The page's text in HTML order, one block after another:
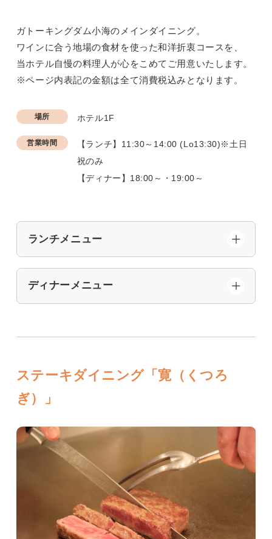
ガトーキングダム小海のメインダイニング。
ワインに合う地場の食材を使った和洋折衷コースを、
当ホテル自慢の料理人が心をこめてご用意いたします。
※ページ内表記の金額は全て消費税込みとなります。
場所 ホテル1F
営業時間
【ランチ】11:30～14:00 (Lo13:30)※土日
祝のみ
【ディナー】18:00～・19:00～
ランチメニュー
ディナーメニュー
ステーキダイニング「寛（くつろ
ぎ）」